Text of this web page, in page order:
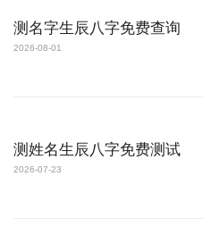
测名字生辰八字免费查询
2026-08-01
测姓名生辰八字免费测试
2026-07-23